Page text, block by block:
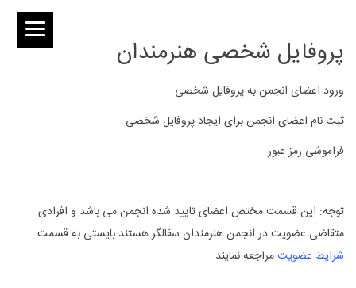
پروفایل شخصی هنرمندان
ورود اعضای انجمن به پروفایل شخصی
ثبت نام اعضای انجمن برای ایجاد پروفایل شخصی
فراموشی رمز عبور
توجه: این قسمت مختص اعضای تایید شده انجمن می باشد و افرادی
متقاضی عضویت در انجمن هنرمندان سفالگر هستند بایستی به قسمت
شرایط عضویتمراجعه نمایند.